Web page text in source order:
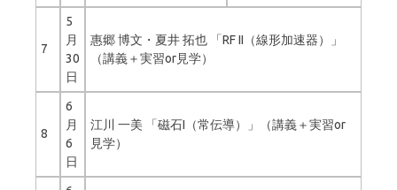
7
5
月
30
日
惠郷 博文・夏井 拓也 「RF II（線形加速器）」
（講義＋実習or見学）
8
6
月
6
日
江川 一美 「磁石I（常伝導）」（講義＋実習or
見学）